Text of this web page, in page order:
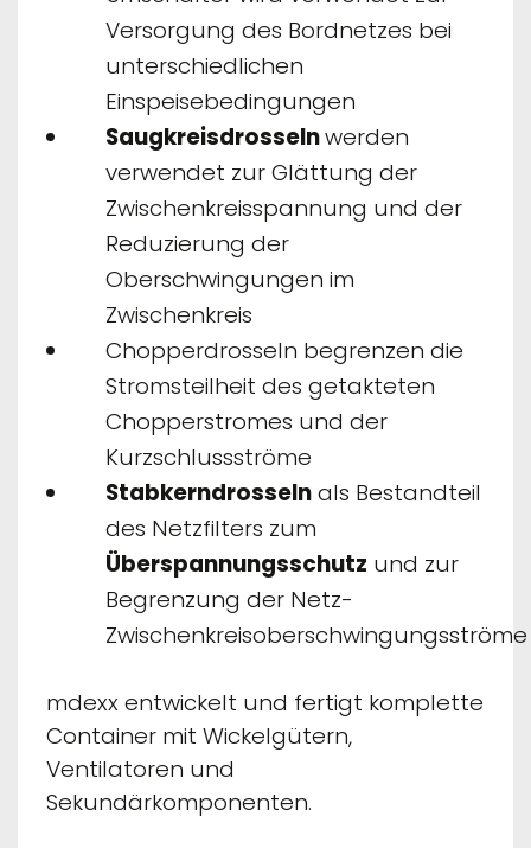
Versorgung des Bordnetzes bei
unterschiedlichen
Einspeisebedingungen
Saugkreisdrosselnwerden
verwendet zur Glättung der
Zwischenkreisspannung und der
Reduzierung der
Oberschwingungen im
Zwischenkreis
Chopperdrosseln begrenzen die
Stromsteilheit des getakteten
Chopperstromes und der
Kurzschlussströme
Stabkerndrosselnals Bestandteil
des Netzfilters zum
Überspannungsschutz und zur
Begrenzung der Netz-
Zwischenkreisoberschwingungsströme
mdexx entwickelt und fertigt komplette
Container mit Wickelgütern,
Ventilatoren und
Sekundärkomponenten.